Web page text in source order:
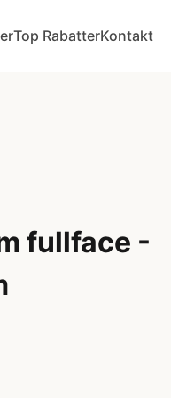
Top RabatterKontakt
fullface -